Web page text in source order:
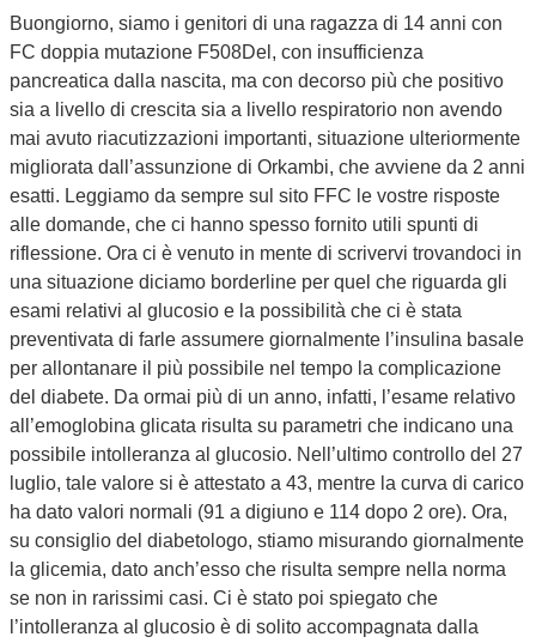
Buongiorno, siamo i genitori di una ragazza di 14 anni con
FC doppia mutazione F508Del, con insufficienza
pancreatica dalla nascita, ma con decorso più che positivo
sia a livello di crescita sia a livello respiratorio non avendo
mai avuto riacutizzazioni importanti, situazione ulteriormente
migliorata dall’assunzione di Orkambi, che avviene da 2 anni
esatti. Leggiamo da sempre sul sito FFC le vostre risposte
alle domande, che ci hanno spesso fornito utili spunti di
riflessione. Ora ci è venuto in mente di scrivervi trovandoci in
una situazione diciamo borderline per quel che riguarda gli
esami relativi al glucosio e la possibilità che ci è stata
preventivata di farle assumere giornalmente l’insulina basale
per allontanare il più possibile nel tempo la complicazione
del diabete. Da ormai più di un anno, infatti, l’esame relativo
all’emoglobina glicata risulta su parametri che indicano una
possibile intolleranza al glucosio. Nell’ultimo controllo del 27
luglio, tale valore si è attestato a 43, mentre la curva di carico
ha dato valori normali (91 a digiuno e 114 dopo 2 ore). Ora,
su consiglio del diabetologo, stiamo misurando giornalmente
la glicemia, dato anch’esso che risulta sempre nella norma
se non in rarissimi casi. Ci è stato poi spiegato che
l’intolleranza al glucosio è di solito accompagnata dalla